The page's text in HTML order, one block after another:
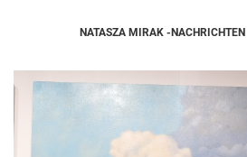
NATASZA MIRAK -